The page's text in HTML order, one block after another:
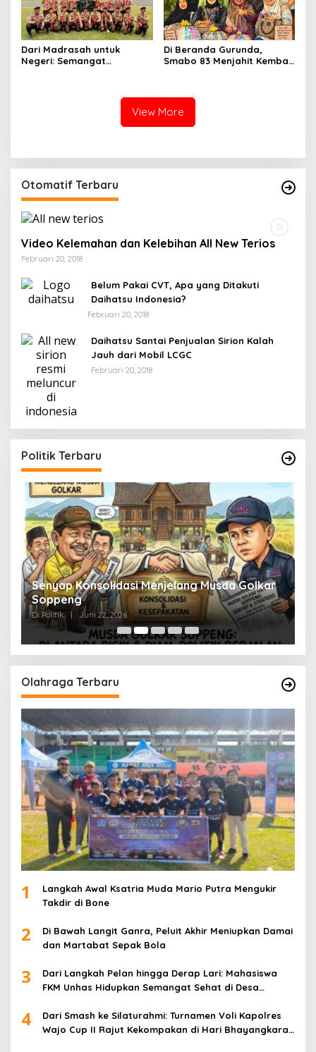
Dari Madrasah untuk
Negeri: Semangat
Di Beranda Gurunda,
Smabo 83 Menjahit Kembali
View More
Otomatif Terbaru
Video Kelemahan dan Kelebihan All New Terios
Februari 20, 2018
Belum Pakai CVT, Apa yang Ditakuti
Daihatsu Indonesia?
Februari 20, 2018
Daihatsu Santai Penjualan Sirion Kalah
Jauh dari Mobil LCGC
Februari 20, 2018
Politik Terbaru
Senyap Konsolidasi Menjelang Musda Golkar
Soppeng
Di Politik Juni 22, 2026
Olahraga Terbaru
1
Langkah Awal Ksatria Muda Mario Putra Mengukir
Takdir di Bone
2
Di Bawah Langit Ganra, Peluit Akhir Meniupkan Damai
dan Martabat Sepak Bola
3
Dari Langkah Pelan hingga Derap Lari: Mahasiswa
FKM Unhas Hidupkan Semangat Sehat di Desa
4
Dari Smash ke Silaturahmi: Turnamen Voli Kapolres
Wajo Cup II Rajut Kekompakan di Hari Bhayangkara